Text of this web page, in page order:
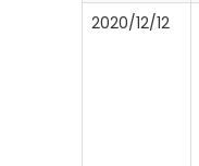
2020/12/12